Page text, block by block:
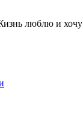
люблю и